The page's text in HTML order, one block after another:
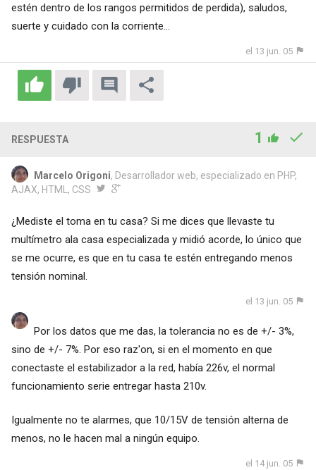
estén dentro de los rangos permitidos de perdida), saludos,
suerte y cuidado con la corriente...
el 13 jun. 05
RESPUESTA 1
Marcelo Origoni, Desarrollador web, especializado en PHP,
AJAX, HTML, CSS
¿Mediste el toma en tu casa? Si me dices que llevaste tu
multímetro ala casa especializada y midió acorde, lo único que
se me ocurre, es que en tu casa te estén entregando menos
tensión nominal.
el 13 jun. 05
Por los datos que me das, la tolerancia no es de +/- 3%,
sino de +/- 7%. Por eso raz'on, si en el momento en que
conectaste el estabilizador a la red, había 226v, el normal
funcionamiento serie entregar hasta 210v.
Igualmente no te alarmes, que 10/15V de tensión alterna de
menos, no le hacen mal a ningún equipo.
el 14 jun. 05